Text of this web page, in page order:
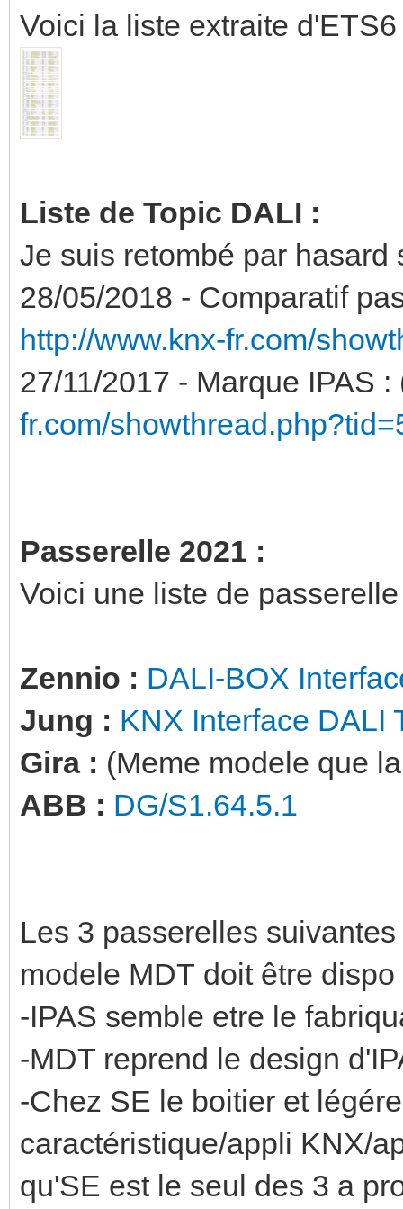
Voici la liste extraite d'ETS6
Liste de Topic DALI :
Je suis retombé par hasard
28/05/2018 - Comparatif
http://www.knx-fr.com/
27/11/2017 - Marque IPAS :
fr.com/
Passerelle 2021 :
Voici une liste de
Zennio : DALI-BOX
Jung : KNX Interface DALI
Gira : (Meme modele que
ABB : DG/S1.64.5.1
Les 3 passerelles
modele MDT doit être
-IPAS semble etre le
-MDT reprend le design
-Chez SE le boitier et
caractéristique/appli KNX/
qu'SE est le seul des 3 a